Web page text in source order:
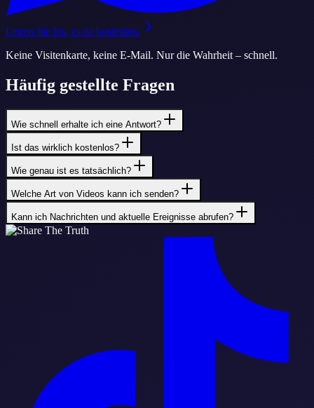
Legen Sie los, es ist kostenlos.
Keine Visitenkarte, keine E-Mail. Nur die Wahrheit – schnell.
Häufig gestellte Fragen
Wie schnell erhalte ich eine Antwort?
Ist das wirklich kostenlos?
Wie genau ist es tatsächlich?
Welche Art von Videos kann ich senden?
Kann ich Nachrichten und aktuelle Ereignisse abrufen?